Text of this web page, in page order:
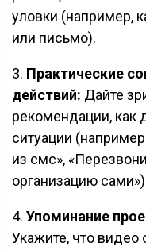
уловки (например,
или письмо).
3. Практические
действий: Дайте
рекомендации, как
ситуации
из смс»,
организацию
4. Упоминание
Укажите, что видео